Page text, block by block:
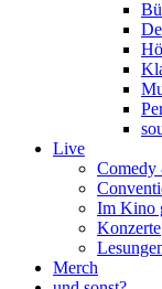
Live
Comedy
Im Kino
Konzerte
Merch